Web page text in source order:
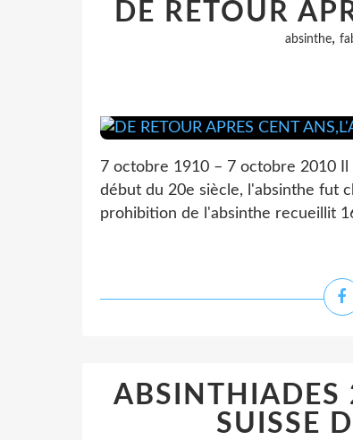
DE RETOUR
absinthe,
7 octobre 1910 – 7 octobre 2010
début du 20e siècle, l'absinthe fut
prohibition de l'absinthe recueillit
ABSINTHIADES
SUISSE